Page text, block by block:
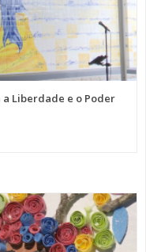
Liberdade e o Poder